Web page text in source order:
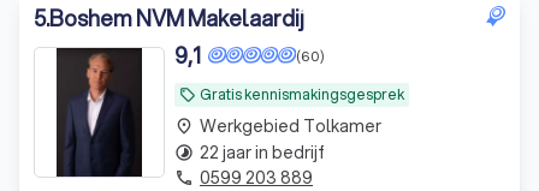
5.Boshem NVM Makelaardij
local_offer Gratis kennismakingsgesprek
(60)
9,1
place Werkgebied Tolkamer
timelapse 22 jaar in bedrijf
phone 0599 203 889